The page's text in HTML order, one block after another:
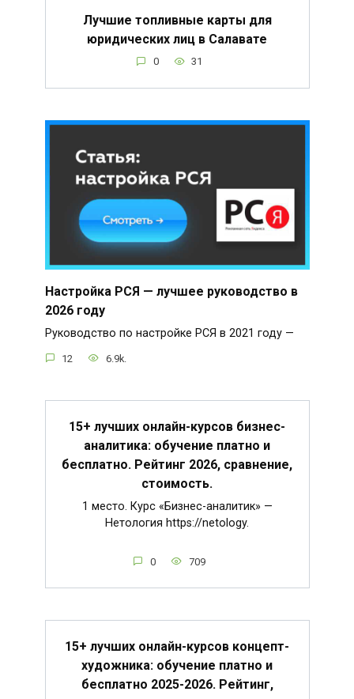
Лучшие топливные карты для
юридических лиц в Салавате
0 31
Настройка РСЯ — лучшее руководство в
2026 году
Руководство по настройке РСЯ в 2021 году —
12 6.9k.
15+ лучших онлайн-курсов бизнес-
аналитика: обучение платно и
бесплатно. Рейтинг 2026, сравнение,
стоимость.
1 место. Курс «Бизнес-аналитик» —
Нетология https://netology.
0 709
15+ лучших онлайн-курсов концепт-
художника: обучение платно и
бесплатно 2025-2026. Рейтинг,